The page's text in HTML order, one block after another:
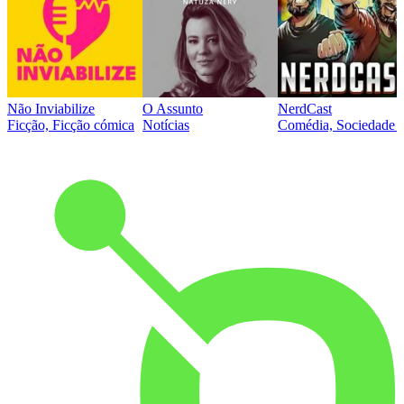
Não Inviabilize
Ficção, Ficção cómica
O Assunto
Notícias
NerdCast
Comédia, Sociedade